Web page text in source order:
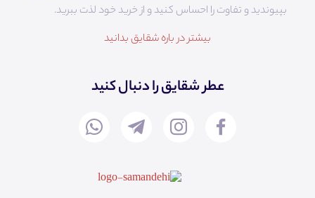
بپیوندید و تفاوت را احساس کنید و از خرید خود لذت ببرید.
بیشتر در باره شقایق بدانید
عطر شقایق را دنبال کنید